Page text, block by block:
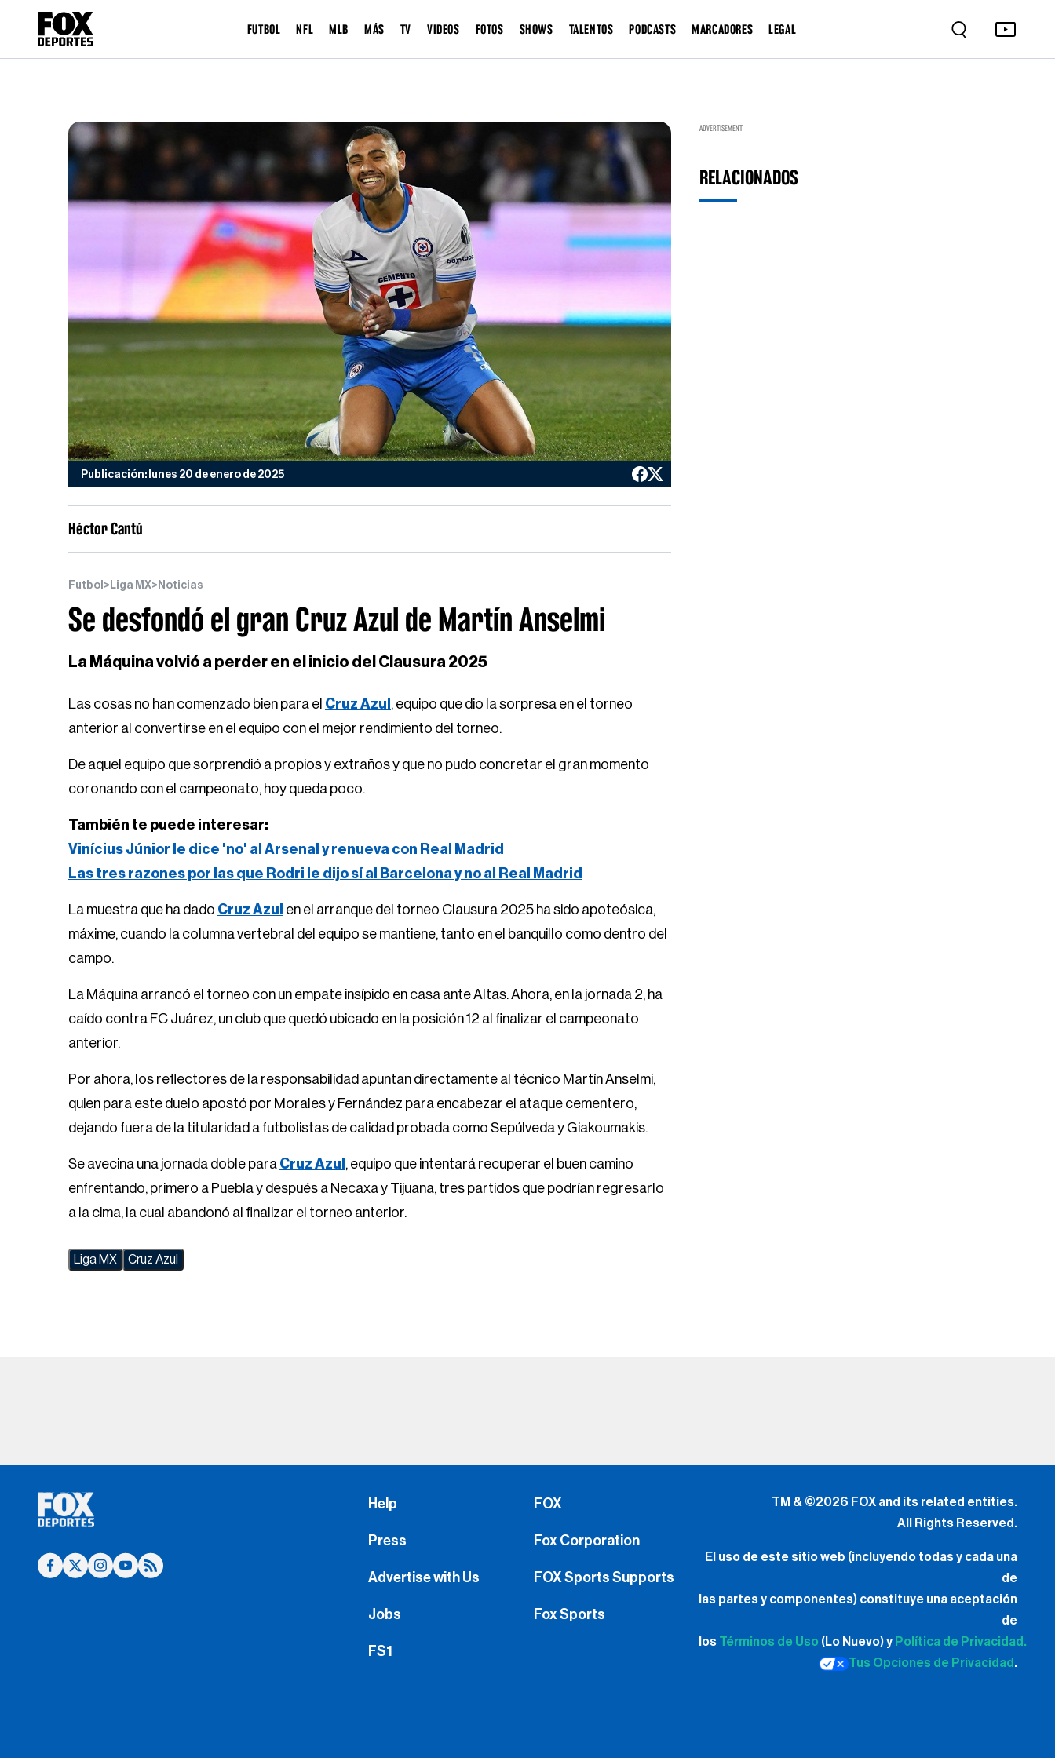
FUTBOL NFL MLB MÁS TV VIDEOS FOTOS SHOWS TALENTOS PODCASTS MARCADORES LEGAL
Publicación: lunes 20 de enero de 2025
Héctor Cantú
Futbol > Liga MX> Noticias
Se desfondó el gran Cruz Azul de Martín Anselmi
La Máquina volvió a perder en el inicio del Clausura 2025
Las cosas no han comenzado bien para el Cruz Azul , equipo que dio la sorpresa en el torneo
anterior al convertirse en el equipo con el mejor rendimiento del torneo.
De aquel equipo que sorprendió a propios y extraños y que no pudo concretar el gran momento
coronando con el campeonato, hoy queda poco.
También te puede interesar:
Vinícius Júnior le dice 'no' al Arsenal y renueva con Real Madrid
Las tres razones por las que Rodri le dijo sí al Barcelona y no al Real Madrid
La muestra que ha dado Cruz Azul en el arranque del torneo Clausura 2025 ha sido apoteósica,
máxime, cuando la columna vertebral del equipo se mantiene, tanto en el banquillo como dentro del
campo.
La Máquina arrancó el torneo con un empate insípido en casa ante Altas. Ahora, en la jornada 2, ha
caído contra FC Juárez, un club que quedó ubicado en la posición 12 al finalizar el campeonato
anterior.
Por ahora, los reflectores de la responsabilidad apuntan directamente al técnico Martín Anselmi,
quien para este duelo apostó por Morales y Fernández para encabezar el ataque cementero,
dejando fuera de la titularidad a futbolistas de calidad probada como Sepúlveda y Giakoumakis.
Se avecina una jornada doble para Cruz Azul , equipo que intentará recuperar el buen camino
enfrentando, primero a Puebla y después a Necaxa y Tijuana, tres partidos que podrían regresarlo
a la cima, la cual abandonó al finalizar el torneo anterior.
Liga MX Cruz Azul
ADVERTISEMENT
RELACIONADOS
Press
Advertise with Us
Jobs
FS1
Fox Corporation
FOX Sports Supports
Fox Sports
de
las partes y componentes) constituye una aceptación
Política de Privacidad.
Tus Opciones de Privacidad